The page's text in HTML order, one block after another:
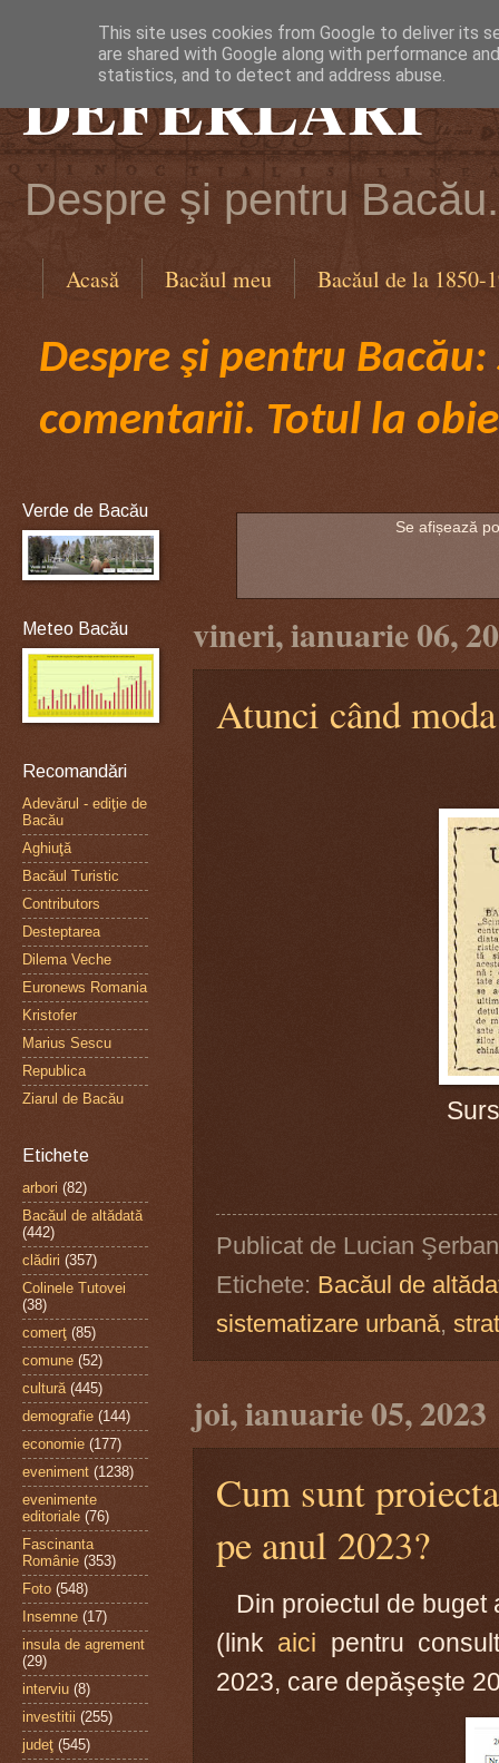
DEFERLĂRI
Despre şi pentru
Acasă Bacăul meu Bacăul de la 1850-
Despre şi pentru
comentarii. Totul la
Se afișează
vineri, ianuarie 06,
Atunci când
Publicat de Lucian Şerban
Etichete: Bacăul de
sistematizare urbană,
joi, ianuarie 05, 2023
Cum sunt
pe anul 2023?
Din proiectul de buget
(link aici pentru
2023, care depăşeşte
Verde de Bacău
Meteo Bacău
Recomandări
Adevărul - ediţie de
Bacău
Aghiuţă
Bacăul Turistic
Contributors
Desteptarea
Dilema Veche
Euronews Romania
Kristofer
Marius Sescu
Republica
Ziarul de Bacău
Etichete
arbori (82)
Bacăul de altădată
(442)
clădiri (357)
Colinele Tutovei
(38)
comerţ (85)
comune (52)
cultură (445)
demografie (144)
economie (177)
eveniment (1238)
evenimente
editoriale (76)
Fascinanta
Românie (353)
Foto (548)
Insemne (17)
insula de agrement
(29)
interviu (8)
investitii (255)
judeţ (545)
This site uses cookies from Google to deliver its
are shared with Google along with performance
statistics, and to detect and address abuse.